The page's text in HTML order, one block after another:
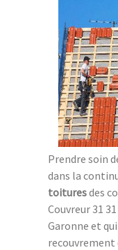
Prendre soin
dans la
toituresdes
Couvreur 31
Garonne et
recouvrement